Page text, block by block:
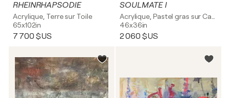
RHEINRHAPSODIE
Acrylique, Terre sur Toile
65x102in
7 700 $US
SOULMATE I
46x36in
2 060 $US